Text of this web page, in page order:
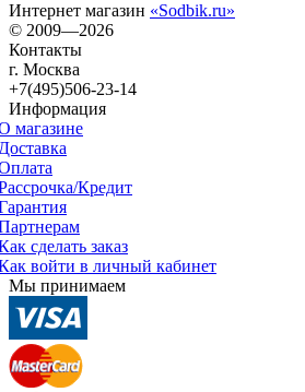
Интернет магазин «Sodbik.ru»
© 2009—2026
Контакты
г. Москва
+7(495)506-23-14
Информация
магазине
Кредит
сделать заказ
войти в личный кабинет
Мы принимаем